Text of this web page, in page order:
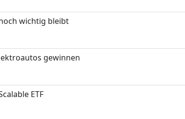
wichtig bleibt
gewinnen
ETF